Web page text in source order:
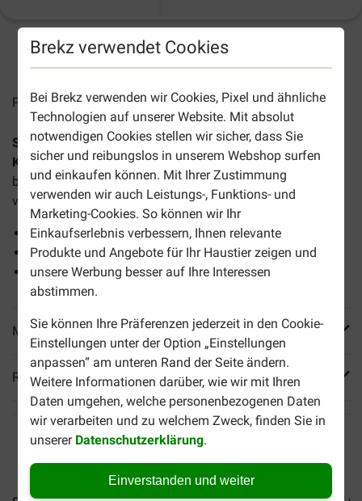
Brekz verwendet Cookies
Bei Brekz verwenden wir Cookies, Pixel und ähnliche
Technologien auf unserer Website. Mit absolut
notwendigen Cookies stellen wir sicher, dass Sie
sicher und reibungslos in unserem Webshop surfen
und einkaufen können. Mit Ihrer Zustimmung
verwenden wir auch Leistungs-, Funktions- und
Marketing-Cookies. So können wir Ihr
Einkaufserlebnis verbessern, Ihnen relevante
Produkte und Angebote für Ihr Haustier zeigen und
unsere Werbung besser auf Ihre Interessen
abstimmen.
Sie können Ihre Präferenzen jederzeit in den Cookie-
Einstellungen unter der Option „Einstellungen
anpassen“ am unteren Rand der Seite ändern.
Weitere Informationen darüber, wie wir mit Ihren
Daten umgehen, welche personenbezogenen Daten
wir verarbeiten und zu welchem Zweck, finden Sie in
unserer Datenschutzerklärung.
Einverstanden und weiter
2-5 Arbeitstage, sofern nicht anders angegeben
Preise inkl. MwSt zzgl.Versandkosten
Schesir Thunfisch mit Surimi Nassfutter in Gelee für
Katzenist ein Dosenfutter von hoher Qualität und mit den
besten Zutaten, um Ihren vierbeinigen Freund zu
verwöhnen. Eine Dose enthält 85 Gramm.
100% natürlich
Die beste Qualität
Alleinfuttermittel mit ausgezeichnetem Geschmack
Mehr Produktinfos
Reviews